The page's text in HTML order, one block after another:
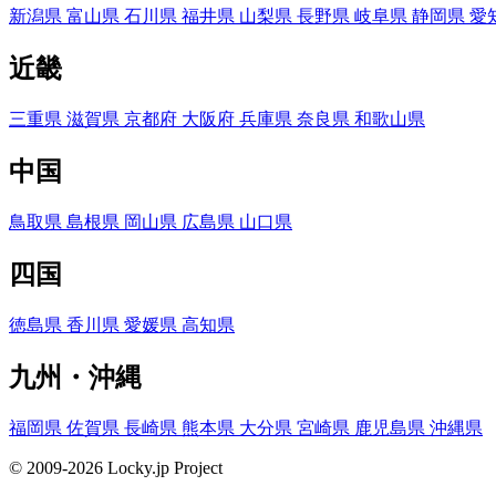
新潟県 富山県 石川県 福井県 山梨県 長野県 岐阜県 静岡県 愛
近畿
三重県 滋賀県 京都府 大阪府 兵庫県 奈良県 和歌山県
中国
鳥取県 島根県 岡山県 広島県 山口県
四国
徳島県 香川県 愛媛県 高知県
九州・沖縄
福岡県 佐賀県 長崎県 熊本県 大分県 宮崎県 鹿児島県 沖縄県
© 2009-2026 Locky.jp Project